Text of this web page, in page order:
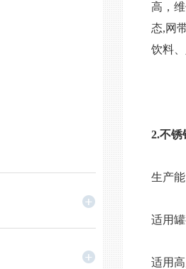
高，
态,网
饮料
2.不锈
生产
适用
适用